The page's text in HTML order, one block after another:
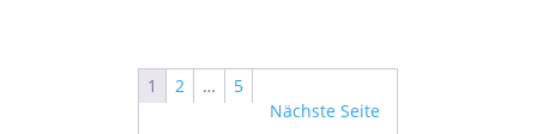
1 2 …
5
Nächste Seite